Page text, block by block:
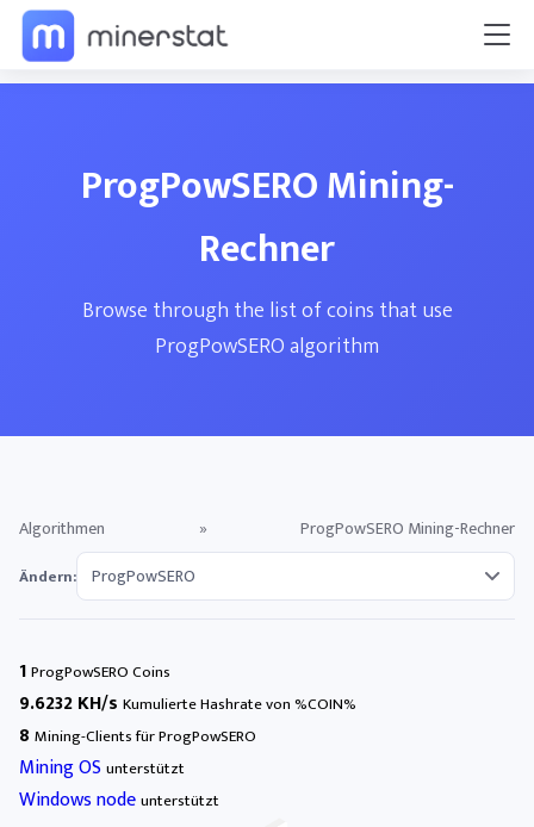
ProgPowSERO Mining-
Rechner
Browse through the list of coins that use
ProgPowSERO algorithm
Algorithmen » ProgPowSERO Mining-Rechner
Ändern:
1ProgPowSERO Coins
9.6232 KH/s Kumulierte Hashrate von %COIN%
8 Mining-Clients für ProgPowSERO
Mining OS unterstützt
Windows nodeunterstützt